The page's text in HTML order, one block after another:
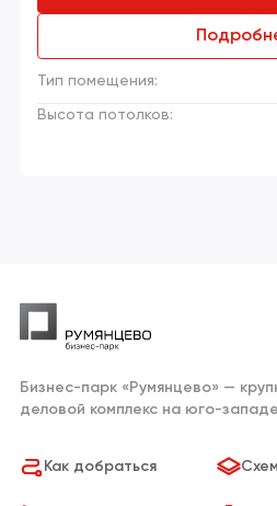
Тип помещения:
Высота потолков:
Бизнес-парк «Румянцево» —
деловой комплекс на юго-
Как добраться